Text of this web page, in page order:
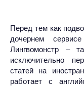
Перед тем как
дочернем
Лингвомонстр –
исключительно
статей на
работает с